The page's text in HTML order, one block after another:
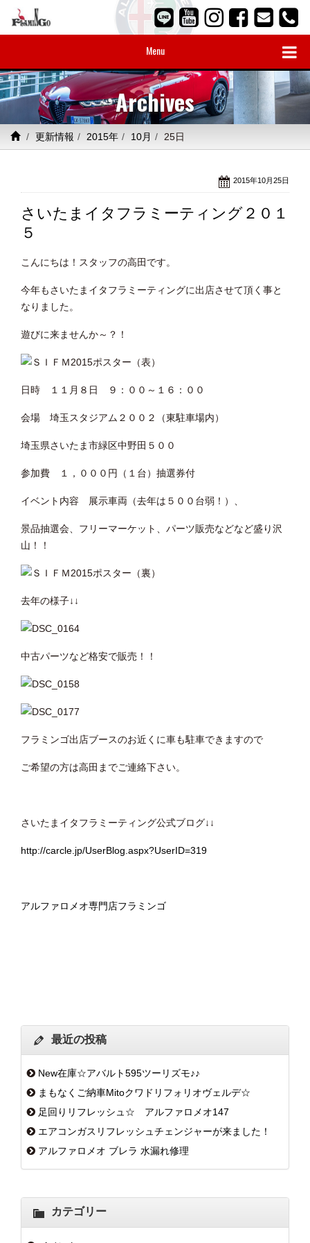
Menu
Archives
更新情報 2015年 10月 25日
2015年10月25日
さいたまイタフラミーティング２０１
５
こんにちは！スタッフの高田です。
今年もさいたまイタフラミーティングに出店させて頂く事と
なりました。
遊びに来ませんか～？！
日時 １１月８日 ９：００～１６：００
会場 埼玉スタジアム２００２（東駐車場内）
埼玉県さいたま市緑区中野田５００
参加費 １，０００円（１台）抽選券付
イベント内容 展示車両（去年は５００台弱！）、
景品抽選会、フリーマーケット、パーツ販売などなど盛り沢
山！！
去年の様子↓↓
中古パーツなど格安で販売！！
フラミンゴ出店ブースのお近くに車も駐車できますので
ご希望の方は高田までご連絡下さい。
さいたまイタフラミーティング公式ブログ↓↓
http://carcle.jp/UserBlog.aspx?UserID=319
アルファロメオ専門店フラミンゴ
最近の投稿
New在庫☆アバルト595ツーリズモ♪♪
まもなくご納車Mitoクワドリフォリオヴェルデ☆
足回りリフレッシュ☆ アルファロメオ147
エアコンガスリフレッシュチェンジャーが来ました！
アルファロメオ ブレラ 水漏れ修理
カテゴリー